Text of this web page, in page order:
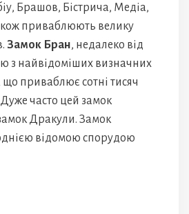
Брашов, Бістрича, Медіа,
приваблюють велику
Замок Бран, недалеко від
з найвідоміших визначних
що приваблює сотні тисяч
часто цей замок
Дракули. Замок
відомою спорудою